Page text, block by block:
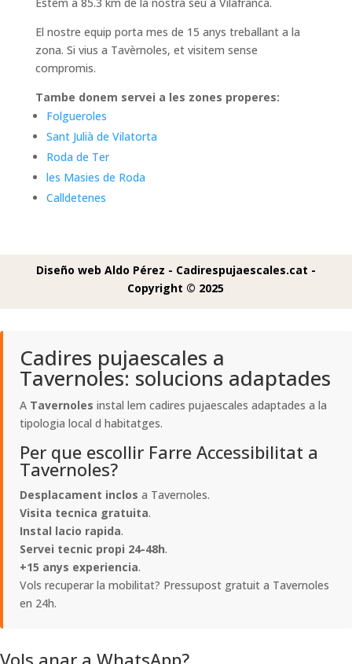
Estem a 85.3 km de la nostra seu a Vilafranca.
El nostre equip porta mes de 15 anys treballant a la
zona. Si vius a Tavèrnoles, et visitem sense
compromis.
Tambe donem servei a les zones properes:
Folgueroles
Sant Julià de Vilatorta
Roda de Ter
les Masies de Roda
Calldetenes
Diseño web Aldo Pérez - Cadirespujaescales.cat -
Copyright © 2025
Cadires pujaescales a
Tavernoles: solucions adaptades
A Tavernoles instal lem cadires pujaescales adaptades a la
tipologia local d habitatges.
Per que escollir Farre Accessibilitat a
Tavernoles?
Desplacament inclos a Tavernoles.
Visita tecnica gratuita.
Instal lacio rapida.
Servei tecnic propi 24-48h.
+15 anys experiencia.
Vols recuperar la mobilitat? Pressupost gratuit a Tavernoles
en 24h.